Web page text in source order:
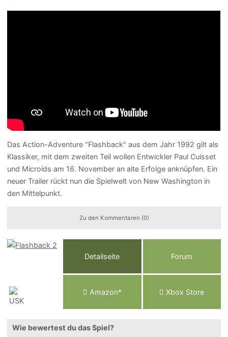
Das Action-Adventure "Flashback" aus dem Jahr 1992 gilt als
Klassiker, mit dem zweiten Teil wollen Entwickler Paul Cuisset
und Microids am 16. November an alte Erfolge anknüpfen. Ein
neuer Trailer rückt nun die Spielwelt von New Washington in
den Mittelpunkt.
Zu den Kommentaren (0)
Detailseite Forum
Amazon* Xbox Store
Wie bewertest du das Spiel?